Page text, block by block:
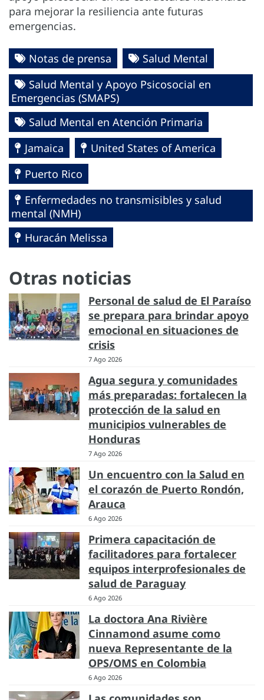
para mejorar la resiliencia ante futuras
emergencias.
Notas de prensa
Salud Mental
Salud Mental y Apoyo Psicosocial en
Emergencias (SMAPS)
Salud Mental en Atención Primaria
Jamaica
United States of America
Puerto Rico
Enfermedades no transmisibles y salud
mental (NMH)
Huracán Melissa
Otras noticias
Personal de salud de El Paraíso
se prepara para brindar apoyo
emocional en situaciones de
crisis
7 Ago 2026
Agua segura y comunidades
más preparadas: fortalecen la
protección de la salud en
municipios vulnerables de
Honduras
7 Ago 2026
Un encuentro con la Salud en
el corazón de Puerto Rondón,
Arauca
6 Ago 2026
Primera capacitación de
facilitadores para fortalecer
equipos interprofesionales de
salud de Paraguay
6 Ago 2026
La doctora Ana Rivière
Cinnamond asume como
nueva Representante de la
OPS/OMS en Colombia
6 Ago 2026